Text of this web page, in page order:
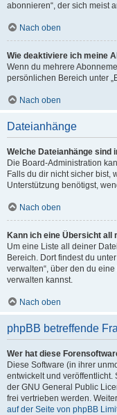
abonnieren“, der sich meist
Nach oben
Wie deaktiviere ich meine
Wenn du mehrere
persönlichen Bereich unter
Nach oben
Dateianhänge
Welche Dateianhänge sind
Die Board-Administration
Falls du dir nicht sicher bist,
Unterstützung benötigst,
Nach oben
Kann ich eine Übersicht all
Um eine Liste all deiner
Bereich. Dort findest du
verwalten“, über den du
verwalten kannst.
Nach oben
phpBB betreffende
Wer hat diese
Diese Software (in ihrer
entwickelt und veröffentlicht.
der GNU General Public
frei vertrieben werden.
auf der Seite von phpBB